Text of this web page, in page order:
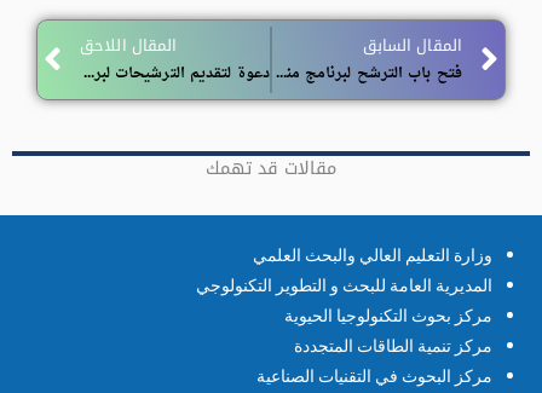
Prev
المقال السابق
فتح باب الترشح لبرنامج منح الماستر والدكتوراه في إندونيسيا
المقال اللاحق
دعوة لتقديم الترشيحات لبرنامج UNITWIN / كراسي اليونسكو – دورة 2026
مقالات قد تهمك
وزارة التعليم العالي والبحث العلمي
المديرية العامة للبحث و التطوير التكنولوجي
مركز بحوث التكنولوجيا الحيوية
مركز تنمية الطاقات المتجددة
مركز البحوث في التقنيات الصناعية